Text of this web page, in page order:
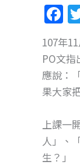
F
a
c
e
b
o
k
107年
PO文
應說：
果大家
上課一
人」、
生？」